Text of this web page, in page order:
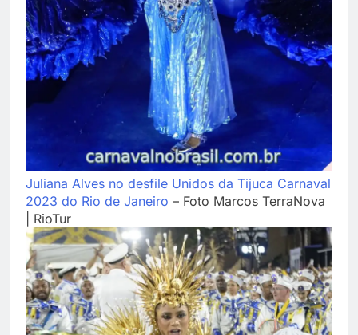
Juliana Alves no desfile Unidos da Tijuca Carnaval
2023 do Rio de Janeiro – Foto Marcos TerraNova
| RioTur